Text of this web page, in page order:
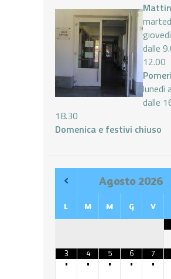
dalle
12.00
lunedì
dalle
18.30
Domenica e festivi chiuso
Agosto2026
L M M G V
3
•
4
•
5
•
6
•
7
•